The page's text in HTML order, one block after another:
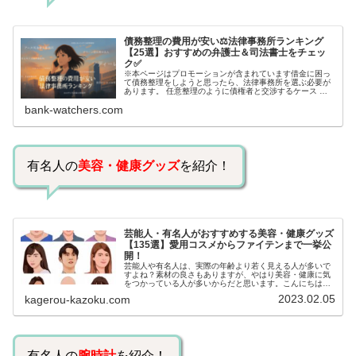
債務整理の費用が安い⚖️法律事務所ランキング
【25選】おすすめの弁護士＆司法書士をチェッ
ク✅
※本ページはプロモーションが含まれています借金に困っ
て債務整理をしようと思ったら、法律事務所を選ぶ必要が
あります。 任意整理のように債権者と交渉するケース 自
bank-watchers.com
有名人の美容・健康グッズを紹介！
芸能人・有名人がおすすめする美容・健康グッズ
【135選】愛用コスメからファイテンまで一挙公
開！
芸能人や有名人は、実際の年齢より若く見える人が多いで
すよね？素材の良さもありますが、やはり美容・健康に気
をつかっている人が多いからだと思います。こんにちは！
いるのでしょうか？今回は、芸能人…
kagerou-kazoku.com 2023.02.05